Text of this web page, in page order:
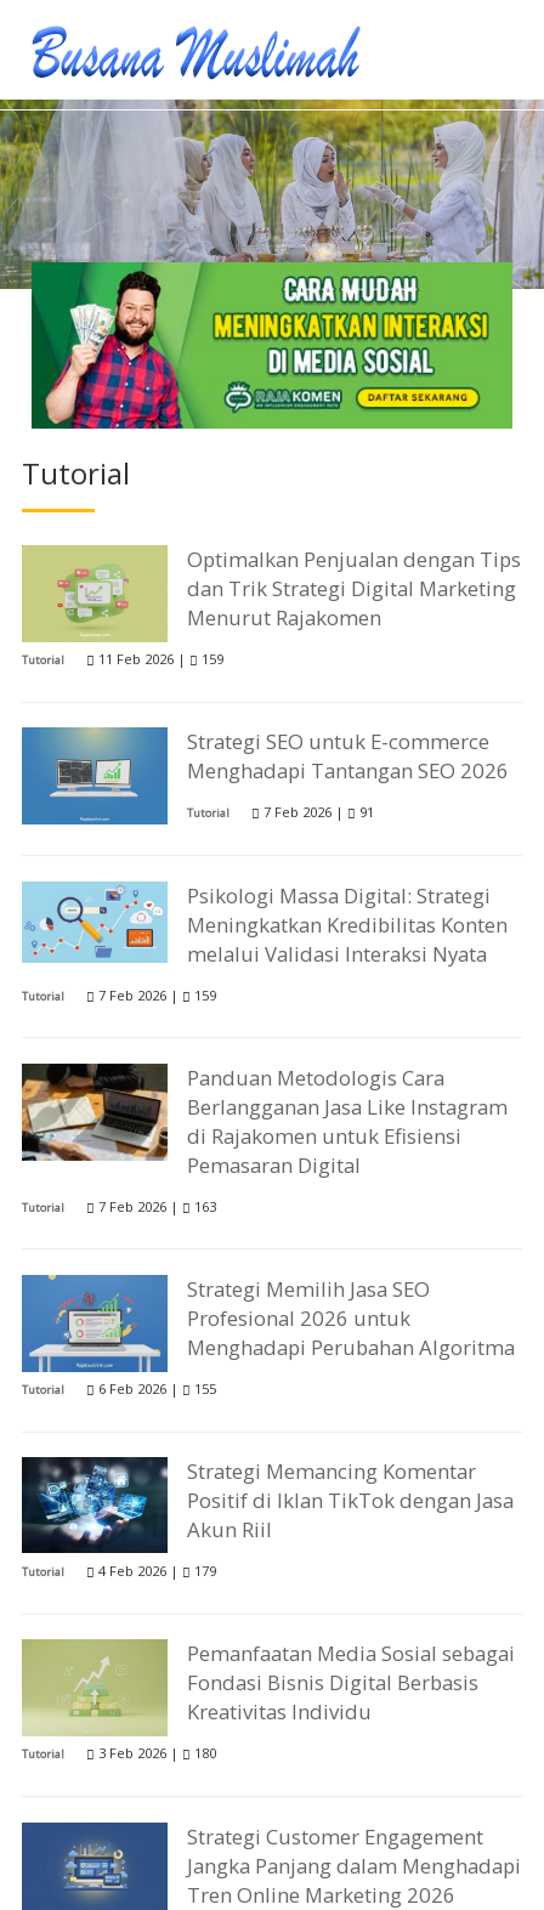
Tutorial
Optimalkan Penjualan dengan Tips
dan Trik Strategi Digital Marketing
Menurut Rajakomen
Tutorial 11 Feb 2026 | 159
Strategi SEO untuk E-commerce
Menghadapi Tantangan SEO 2026
Tutorial 7 Feb 2026 | 91
Psikologi Massa Digital: Strategi
Meningkatkan Kredibilitas Konten
melalui Validasi Interaksi Nyata
Tutorial 7 Feb 2026 | 159
Panduan Metodologis Cara
Berlangganan Jasa Like Instagram
di Rajakomen untuk Efisiensi
Pemasaran Digital
Tutorial 7 Feb 2026 | 163
Strategi Memilih Jasa SEO
Profesional 2026 untuk
Menghadapi Perubahan Algoritma
Tutorial 6 Feb 2026 | 155
Strategi Memancing Komentar
Positif di Iklan TikTok dengan Jasa
Akun Riil
Tutorial 4 Feb 2026 | 179
Pemanfaatan Media Sosial sebagai
Fondasi Bisnis Digital Berbasis
Kreativitas Individu
Tutorial 3 Feb 2026 | 180
Strategi Customer Engagement
Jangka Panjang dalam Menghadapi
Tren Online Marketing 2026